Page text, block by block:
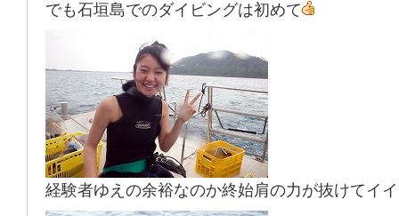
でも石垣島でのダイビングは初めて
経験者ゆえの余裕なのか終始肩の力が抜けてイ